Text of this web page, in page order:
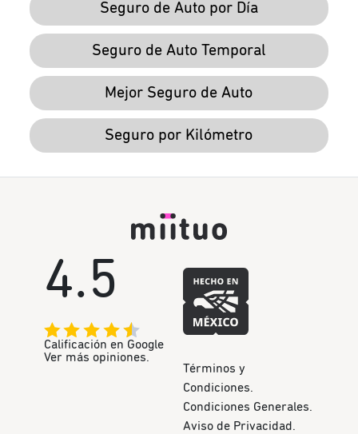
Seguro de Auto por Día
Seguro de Auto Temporal
Mejor Seguro de Auto
Seguro por Kilómetro
4.5
Calificación en Google
Ver más opiniones.
Términos y
Condiciones.
Condiciones Generales.
Aviso de Privacidad.